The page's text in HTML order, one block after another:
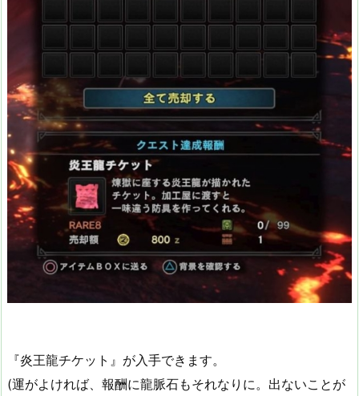
『炎王龍チケット』が入手できます。
(運がよければ、報酬に龍脈石もそれなりに。出ないことが